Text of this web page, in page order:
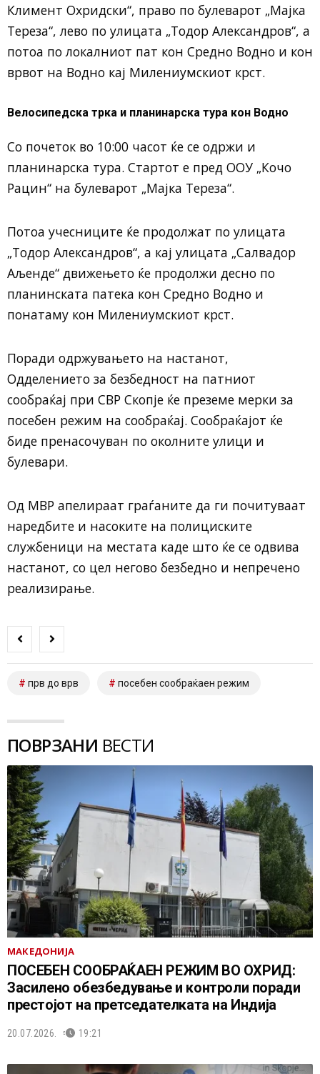
Климент Охридски“, право по булеварот „Мајка
Тереза“, лево по улицата „Тодор Александров“, а
потоа по локалниот пат кон Средно Водно и кон
врвот на Водно кај Милениумскиот крст.
Велосипедска трка и планинарска тура кон Водно
Со почеток во 10:00 часот ќе се одржи и
планинарска тура. Стартот е пред ООУ „Кочо
Рацин“ на булеварот „Мајка Тереза“.
Потоа учесниците ќе продолжат по улицата
„Тодор Александров“, а кај улицата „Салвадор
Аљенде“ движењето ќе продолжи десно по
планинската патека кон Средно Водно и
понатаму кон Милениумскиот крст.
Поради одржувањето на настанот,
Одделението за безбедност на патниот
сообраќај при СВР Скопје ќе преземе мерки за
посебен режим на сообраќај. Сообраќајот ќе
биде пренасочуван по околните улици и
булевари.
Од МВР апелираат граѓаните да ги почитуваат
наредбите и насоките на полициските
службеници на местата каде што ќе се одвива
настанот, со цел негово безбедно и непречено
реализирање.
прв до врв посебен сообраќаен режим
ПОВРЗАНИ ВЕСТИ
МАКЕДОНИЈА
ПОСЕБЕН СООБРАЌАЕН РЕЖИМ ВО ОХРИД:
Засилено обезбедување и контроли поради
престојот на претседателката на Индија
20.07.2026. 19:21